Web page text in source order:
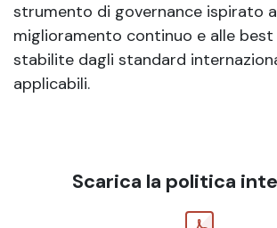
strumento di governance ispirato
miglioramento continuo e alle
stabilite dagli standard
applicabili.
Scarica la politica